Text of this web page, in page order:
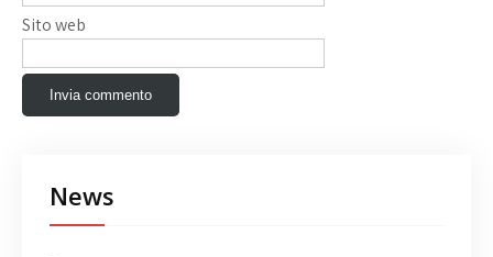
Sito web
News